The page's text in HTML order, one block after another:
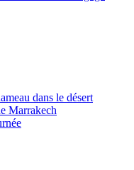
dans le désert
Marrakech